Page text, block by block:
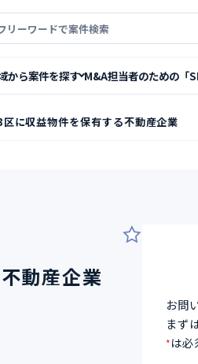
から案件を探す M&A担当者のための「
に収益物件を保有する不動産企業
動産企業
お問
まず
*は